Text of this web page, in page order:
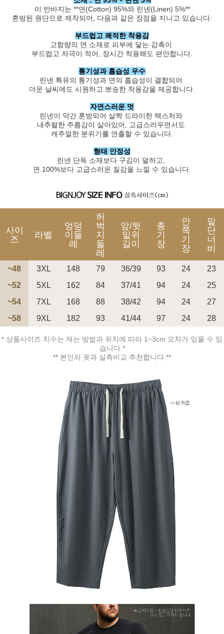
이 반바지는 **면(Cotton) 95%와 린넨(Linen) 5%**
혼방된 원단으로 제작되어, 다음과 같은 장점을 지니고 있습니다:
부드럽고 쾌적한 착용감
고함량의 면 소재로 피부에 닿는 감촉이
부드럽고 자극이 적어, 장시간 착용해도 편안합니다.
통기성과 흡습성 우수
린넨 특유의 통기성과 면의 흡습성이 결합되어
더운 날씨에도 시원하고 뽀송한 착용감을 제공합니다.
자연스러운 멋
린넨이 약간 혼방되어 살짝 드라이한 텍스처와
내추럴한 주름감이 살아있어, 고급스러우면서도
캐주얼한 분위기를 연출할 수 있습니다.
형태 안정성
린넨 단독 소재보다 구김이 덜하고,
면 100%보다 고급스러운 질감을 느낄 수 있습니다.
사이
즈
라벨
엉덩
이둘
레
허
벅
지
둘
레
앞/뒷
밑위
길이
총
기
장
안
쪽
기
장
밑
단
너
비
~48 3XL 148 79 36/39 93 24
23
~52
5XL 162 84 37/41 94 24
25
~54
7XL 168 88 38/42 94 24
27
~58
9XL 182 93 41/44 97 24 28
* 상품사이즈 치수는 재는 방법과 위치에 따라 1~3cm 오차가 있을 수 있
습니다 *
** 본인의 옷과 실측비교 추천합니다 **